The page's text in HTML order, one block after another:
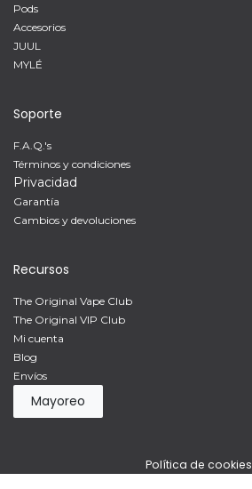
Pods
Accesorios
JUUL
MYLÉ
Soporte
F.A.Q.'s
Términos y condiciones
Privacidad
Garantía
Cambios y devoluciones
Recursos
The Original Vape Club
The Original VIP Club
Mi cuenta
Blog
Envíos
Mayoreo
Política de cookies